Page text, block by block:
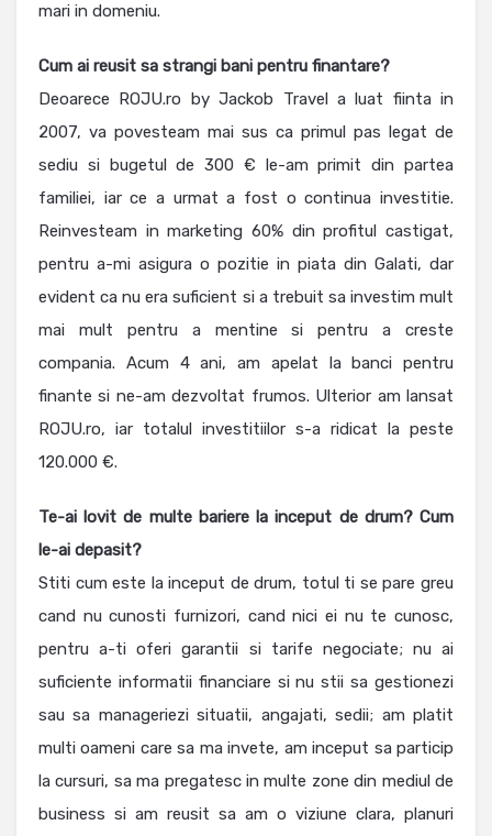
mari in domeniu.
Cum ai reusit sa strangi bani pentru finantare?
Deoarece ROJU.ro by Jackob Travel a luat fiinta in
2007, va povesteam mai sus ca primul pas legat de
sediu si bugetul de 300 € le-am primit din partea
familiei, iar ce a urmat a fost o continua investitie.
Reinvesteam in marketing 60% din profitul castigat,
pentru a-mi asigura o pozitie in piata din Galati, dar
evident ca nu era suficient si a trebuit sa investim mult
mai mult pentru a mentine si pentru a creste
compania. Acum 4 ani, am apelat la banci pentru
finante si ne-am dezvoltat frumos. Ulterior am lansat
ROJU.ro, iar totalul investitiilor s-a ridicat la peste
120.000 €.
Te-ai lovit de multe bariere la inceput de drum? Cum
le-ai depasit?
Stiti cum este la inceput de drum, totul ti se pare greu
cand nu cunosti furnizori, cand nici ei nu te cunosc,
pentru a-ti oferi garantii si tarife negociate; nu ai
suficiente informatii financiare si nu stii sa gestionezi
sau sa manageriezi situatii, angajati, sedii; am platit
multi oameni care sa ma invete, am inceput sa particip
la cursuri, sa ma pregatesc in multe zone din mediul de
business si am reusit sa am o viziune clara, planuri